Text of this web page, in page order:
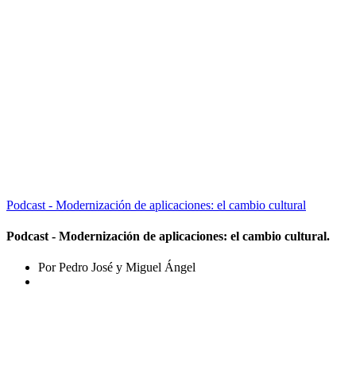
Podcast - Modernización de aplicaciones: el cambio cultural
Podcast - Modernización de aplicaciones: el cambio cultural.
Por Pedro José y Miguel Ángel